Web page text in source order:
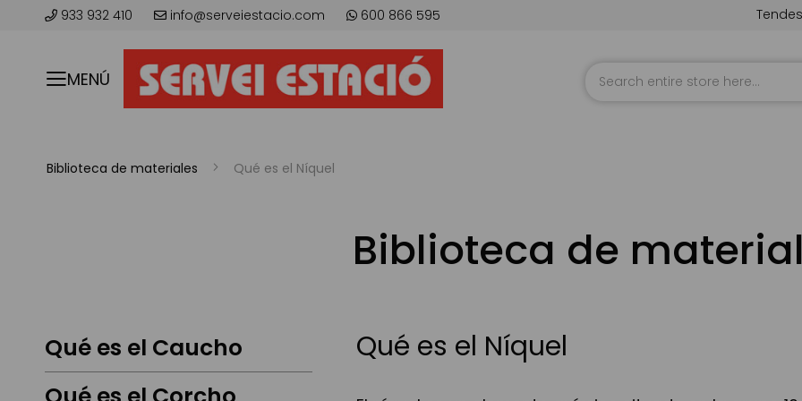
933 932 410 info@serveiestacio.com 600 866 595 Tendes
MENÚ
Biblioteca de materiales Qué es el Níquel
Biblioteca de
Qué es el Níquel
Qué es el Caucho